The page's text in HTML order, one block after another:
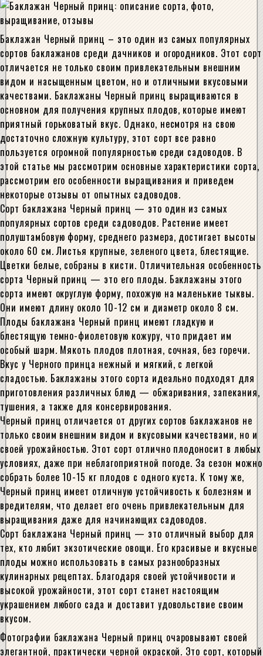
Баклажан Черный принц – это один из самых популярных
сортов баклажанов среди дачников и огородников. Этот сорт
отличается не только своим привлекательным внешним
видом и насыщенным цветом, но и отличными вкусовыми
качествами. Баклажаны Черный принц выращиваются в
основном для получения крупных плодов, которые имеют
приятный горьковатый вкус. Однако, несмотря на свою
достаточно сложную культуру, этот сорт все равно
пользуется огромной популярностью среди садоводов. В
этой статье мы рассмотрим основные характеристики сорта,
рассмотрим его особенности выращивания и приведем
некоторые отзывы от опытных садоводов.
Сорт баклажана Черный принц — это один из самых
популярных сортов среди садоводов. Растение имеет
полуштамбовую форму, среднего размера, достигает высоты
около 60 см. Листья крупные, зеленого цвета, блестящие.
Цветки белые, собраны в кисти. Отличительная особенность
сорта Черный принц — это его плоды. Баклажаны этого
сорта имеют округлую форму, похожую на маленькие тыквы.
Они имеют длину около 10-12 см и диаметр около 8 см.
Плоды баклажана Черный принц имеют гладкую и
блестящую темно-фиолетовую кожуру, что придает им
особый шарм. Мякоть плодов плотная, сочная, без горечи.
Вкус у Черного принца нежный и мягкий, с легкой
сладостью. Баклажаны этого сорта идеально подходят для
приготовления различных блюд — обжаривания, запекания,
тушения, а также для консервирования.
Черный принц отличается от других сортов баклажанов не
только своим внешним видом и вкусовыми качествами, но и
своей урожайностью. Этот сорт отлично плодоносит в любых
условиях, даже при неблагоприятной погоде. За сезон можно
собрать более 10-15 кг плодов с одного куста. К тому же,
Черный принц имеет отличную устойчивость к болезням и
вредителям, что делает его очень привлекательным для
выращивания даже для начинающих садоводов.
Сорт баклажана Черный принц — это отличный выбор для
тех, кто любит экзотические овощи. Его красивые и вкусные
плоды можно использовать в самых разнообразных
кулинарных рецептах. Благодаря своей устойчивости и
высокой урожайности, этот сорт станет настоящим
украшением любого сада и доставит удовольствие своим
вкусом.
Фотографии баклажана Черный принц очаровывают своей
элегантной, практически черной окраской. Это сорт, который